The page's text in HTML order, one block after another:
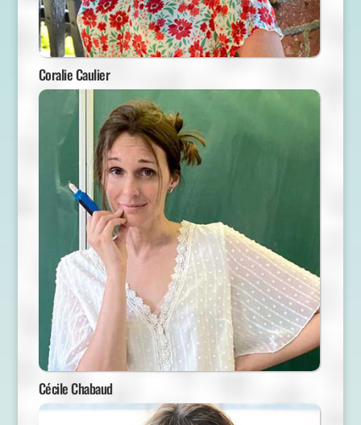
Coralie Caulier
Cécile Chabaud